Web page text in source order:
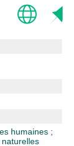
humaines ;